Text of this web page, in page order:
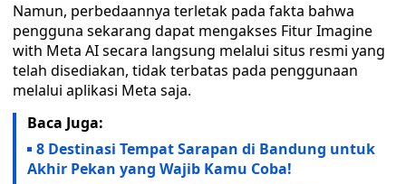
Namun, perbedaannya terletak pada fakta bahwa
pengguna sekarang dapat mengakses Fitur Imagine
with Meta AI secara langsung melalui situs resmi yang
telah disediakan, tidak terbatas pada penggunaan
melalui aplikasi Meta saja.
Baca Juga:
8 Destinasi Tempat Sarapan di Bandung untuk
Akhir Pekan yang Wajib Kamu Coba!